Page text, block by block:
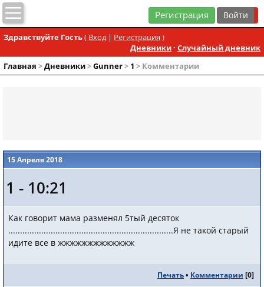
Регистрация
Здравствуйте Гость( Вход| Регистрация )
Дневники· Случайный дневник
Главная >Дневники>Gunner> 1 > Комментарии
15 Апреля 2018
1 - 10:21
Как говорит мама разменял 5тый десяток
......................................................................Я не такой старый
идите все в жжжжжжжжжжжжж
Печать• Комментарии [0]